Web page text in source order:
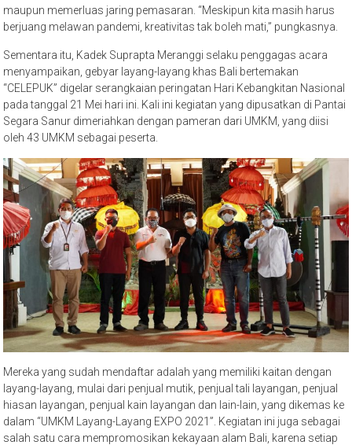
maupun memerluas jaring pemasaran. “Meskipun kita masih harus
berjuang melawan pandemi, kreativitas tak boleh mati,” pungkasnya.
Sementara itu, Kadek Suprapta Meranggi selaku penggagas acara
menyampaikan, gebyar layang-layang khas Bali bertemakan
“CELEPUK” digelar serangkaian peringatan Hari Kebangkitan Nasional
pada tanggal 21 Mei hari ini. Kali ini kegiatan yang dipusatkan di Pantai
Segara Sanur dimeriahkan dengan pameran dari UMKM, yang diisi
oleh 43 UMKM sebagai peserta.
Mereka yang sudah mendaftar adalah yang memiliki kaitan dengan
layang-layang, mulai dari penjual mutik, penjual tali layangan, penjual
hiasan layangan, penjual kain layangan dan lain-lain, yang dikemas ke
dalam “UMKM Layang-Layang EXPO 2021”. Kegiatan ini juga sebagai
salah satu cara mempromosikan kekayaan alam Bali, karena setiap